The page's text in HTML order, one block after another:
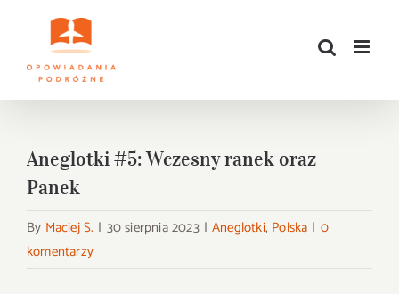
zawartości
Aneglotki #5: Wczesny ranek oraz
Panek
By Maciej S. | 30 sierpnia 2023 | Aneglotki, Polska | 0
komentarzy